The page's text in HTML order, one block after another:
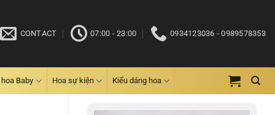
CONTACT 07:00 - 23:00 0934123036 - 0989578353
hoa Baby Hoa sự kiện Kiểu dáng hoa